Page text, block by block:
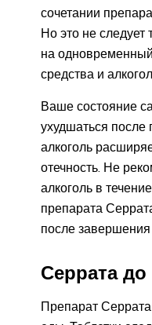
сочетании
Но это не следует
на
средства и
Ваше состояние
ухудшаться после
алкоголь
отечность. Не
алкоголь в
препарата
после завершения
Серрата
Препарат